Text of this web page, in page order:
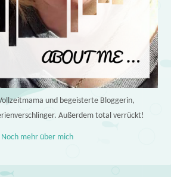
und begeisterte Bloggerin,
Außerdem total verrückt!
Noch mehr über mich